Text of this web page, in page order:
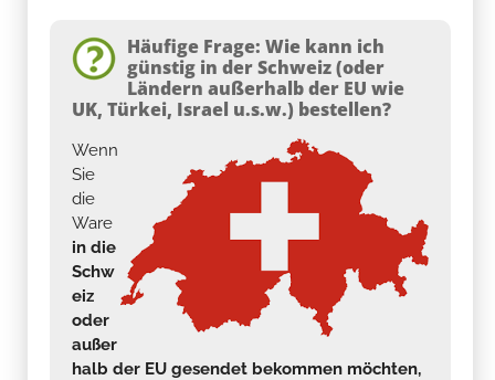
Häufige Frage: Wie kann ich
günstig in der Schweiz (oder
Ländern außerhalb der EU wie
UK, Türkei, Israel u.s.w.) bestellen?
Wenn
Sie
die
Ware
in die
Schw
eiz
oder
außer
halb der EU gesendet bekommen möchten,